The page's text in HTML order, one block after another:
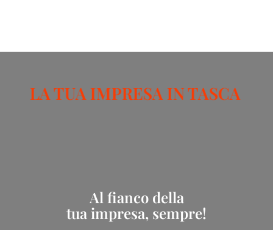
LA TUA IMPRESA IN TASCA
Al fianco della
tua impresa, sempre!